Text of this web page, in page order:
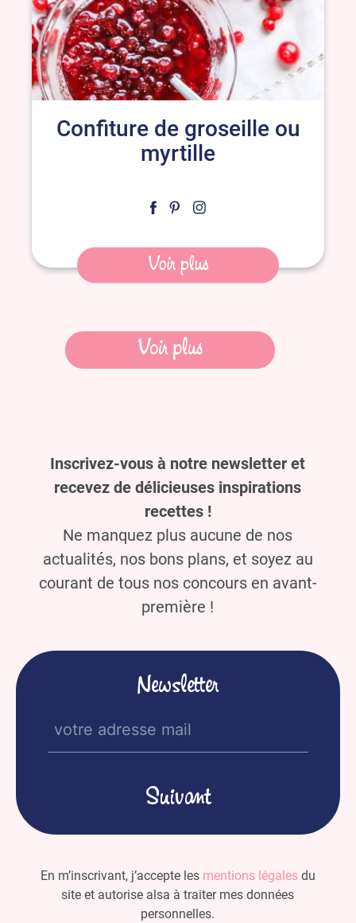
Confiture de groseille ou
myrtille
Voir plus
NavigationVoir plus
Inscrivez-vous à notre newsletter et
recevez de délicieuses inspirations
recettes !
Ne manquez plus aucune de nos
actualités, nos bons plans, et soyez au
courant de tous nos concours en avant-
première !
Newsletter
E-
mail
En m’inscrivant, j’accepte les mentions légalesdu
site et autorise alsa à traiter mes données
personnelles.